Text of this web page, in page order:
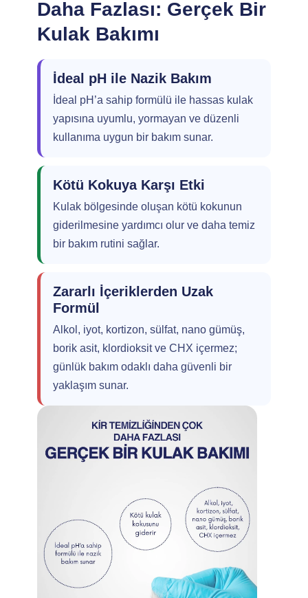
Daha Fazlası: Gerçek Bir
Kulak Bakımı
İdeal pH ile Nazik Bakım
İdeal pH’a sahip formülü ile hassas kulak
yapısına uyumlu, yormayan ve düzenli
kullanıma uygun bir bakım sunar.
Kötü Kokuya Karşı Etki
Kulak bölgesinde oluşan kötü kokunun
giderilmesine yardımcı olur ve daha temiz
bir bakım rutini sağlar.
Zararlı İçeriklerden Uzak
Formül
Alkol, iyot, kortizon, sülfat, nano gümüş,
borik asit, klordioksit ve CHX içermez;
günlük bakım odaklı daha güvenli bir
yaklaşım sunar.